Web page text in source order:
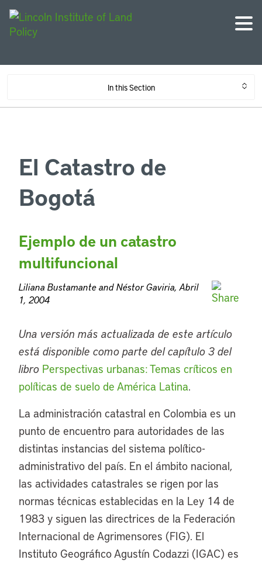
In this Section
El Catastro de
Bogotá
Ejemplo de un catastro
multifuncional
Liliana Bustamante and Néstor Gaviria, Abril
1, 2004
Una versión más actualizada de este artículo
está disponible como parte del capítulo 3 del
libro Perspectivas urbanas: Temas críticos en
políticas de suelo de América Latina.
La administración catastral en Colombia es un
punto de encuentro para autoridades de las
distintas instancias del sistema político-
administrativo del país. En el ámbito nacional,
las actividades catastrales se rigen por las
normas técnicas establecidas en la Ley 14 de
1983 y siguen las directrices de la Federación
Internacional de Agrimensores (FIG). El
Instituto Geográfico Agustín Codazzi (IGAC) es